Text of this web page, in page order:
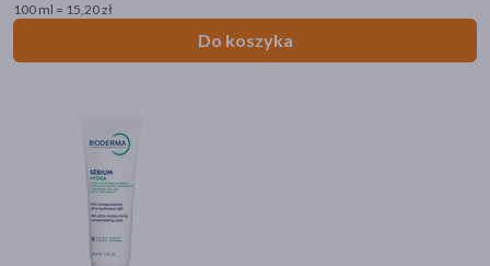
100 ml = 15,20 zł
Do koszyka
Dostępny(135)
Wysyłka 0 zł(1)
Nowość(3)
Bestseller
Ostatnie sztuki